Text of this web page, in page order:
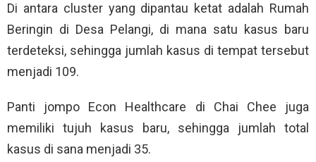
Di antara cluster yang dipantau ketat adalah Rumah
Beringin di Desa Pelangi, di mana satu kasus baru
terdeteksi, sehingga jumlah kasus di tempat tersebut
menjadi 109.
Panti jompo Econ Healthcare di Chai Chee juga
memiliki tujuh kasus baru, sehingga jumlah total
kasus di sana menjadi 35.